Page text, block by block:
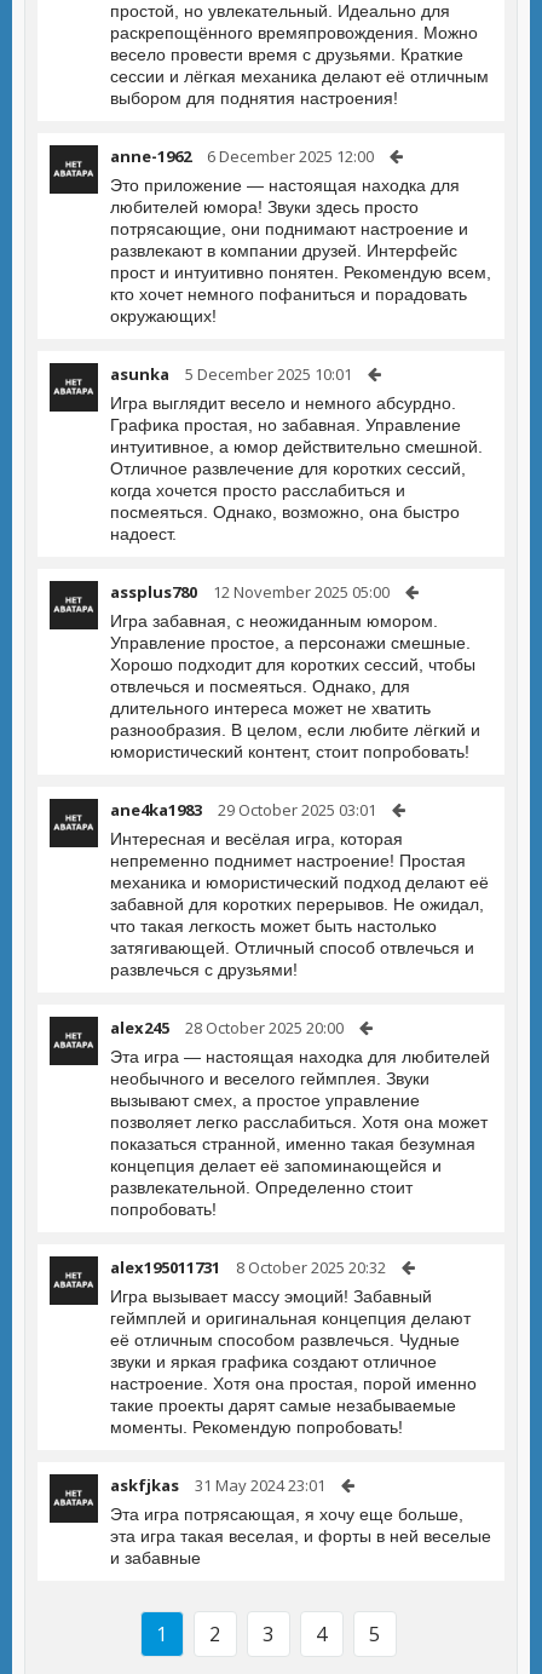
простой, но увлекательный. Идеально для
раскрепощённого времяпровождения. Можно
весело провести время с друзьями. Краткие
сессии и лёгкая механика делают её отличным
выбором для поднятия настроения!
anne-1962 6 December 2025 12:00
Это приложение — настоящая находка для
любителей юмора! Звуки здесь просто
потрясающие, они поднимают настроение и
развлекают в компании друзей. Интерфейс
прост и интуитивно понятен. Рекомендую всем,
кто хочет немного пофаниться и порадовать
окружающих!
asunka 5 December 2025 10:01
Игра выглядит весело и немного абсурдно.
Графика простая, но забавная. Управление
интуитивное, а юмор действительно смешной.
Отличное развлечение для коротких сессий,
когда хочется просто расслабиться и
посмеяться. Однако, возможно, она быстро
надоест.
assplus780 12 November 2025 05:00
Игра забавная, с неожиданным юмором.
Управление простое, а персонажи смешные.
Хорошо подходит для коротких сессий, чтобы
отвлечься и посмеяться. Однако, для
длительного интереса может не хватить
разнообразия. В целом, если любите лёгкий и
юмористический контент, стоит попробовать!
ane4ka1983 29 October 2025 03:01
Интересная и весёлая игра, которая
непременно поднимет настроение! Простая
механика и юмористический подход делают её
забавной для коротких перерывов. Не ожидал,
что такая легкость может быть настолько
затягивающей. Отличный способ отвлечься и
развлечься с друзьями!
alex245 28 October 2025 20:00
Эта игра — настоящая находка для любителей
необычного и веселого геймплея. Звуки
вызывают смех, а простое управление
позволяет легко расслабиться. Хотя она может
показаться странной, именно такая безумная
концепция делает её запоминающейся и
развлекательной. Определенно стоит
попробовать!
alex195011731 8 October 2025 20:32
Игра вызывает массу эмоций! Забавный
геймплей и оригинальная концепция делают
её отличным способом развлечься. Чудные
звуки и яркая графика создают отличное
настроение. Хотя она простая, порой именно
такие проекты дарят самые незабываемые
моменты. Рекомендую попробовать!
askfjkas 31 May 2024 23:01
Эта игра потрясающая, я хочу еще больше,
эта игра такая веселая, и форты в ней веселые
и забавные
1 2 3 4 5